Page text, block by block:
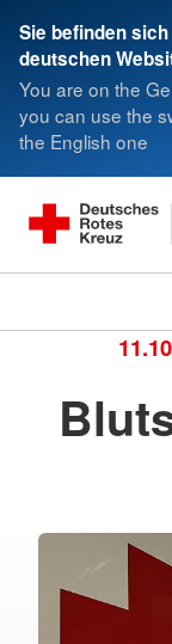
Sie befinden
deutschen
You are on the
you can use the
the English one